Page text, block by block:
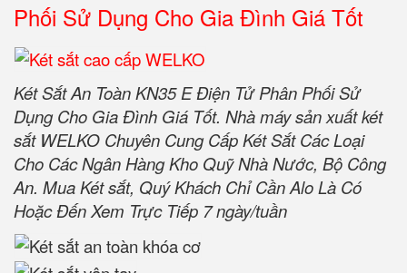
Phối Sử Dụng Cho Gia Đình Giá Tốt
Két Sắt An Toàn KN35 E Điện Tử Phân Phối Sử
Dụng Cho Gia Đình Giá Tốt. Nhà máy sản xuất két
sắt WELKO Chuyên Cung Cấp Két Sắt Các Loại
Cho Các Ngân Hàng Kho Quỹ Nhà Nước, Bộ Công
An. Mua Két sắt, Quý Khách Chỉ Cần Alo Là Có
Hoặc Đến Xem Trực Tiếp 7 ngày/tuần